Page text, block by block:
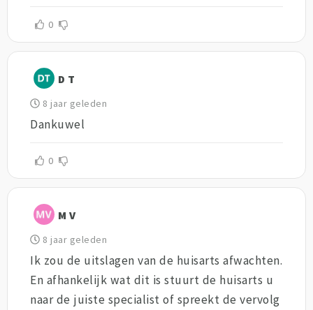
0
D T
8 jaar geleden
Dankuwel
0
M V
8 jaar geleden
Ik zou de uitslagen van de huisarts afwachten.
En afhankelijk wat dit is stuurt de huisarts u
naar de juiste specialist of spreekt de vervolg